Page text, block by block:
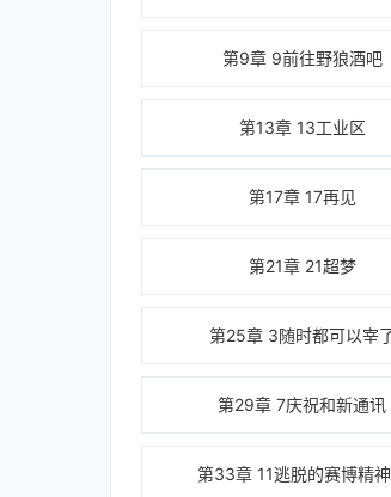
第9章 9前往野狼酒吧
第13章 13工业区
第17章 17再见
第21章 21超梦
第25章 3随时都可以宰
第29章 7庆祝和新通讯
第33章 11逃脱的赛博精